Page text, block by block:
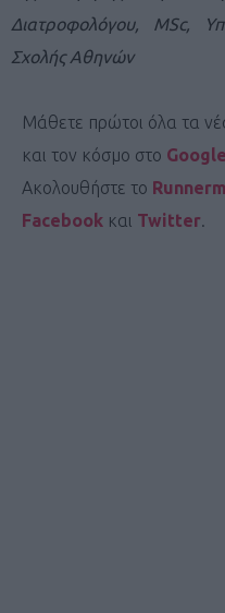
Διατροφολόγου, MSc,
Σχολής Αθηνών
Μάθετε πρώτοι όλα τα
και τον κόσμο στο
Ακολουθήστε το
Facebook και Twitter.